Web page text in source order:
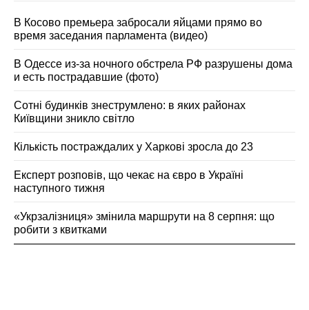
В Косово премьера забросали яйцами прямо во
время заседания парламента (видео)
В Одессе из-за ночного обстрела РФ разрушены дома
и есть пострадавшие (фото)
Сотні будинків знеструмлено: в яких районах
Київщини зникло світло
Кількість постраждалих у Харкові зросла до 23
Експерт розповів, що чекає на євро в Україні
наступного тижня
«Укрзалізниця» змінила маршрути на 8 серпня: що
робити з квитками